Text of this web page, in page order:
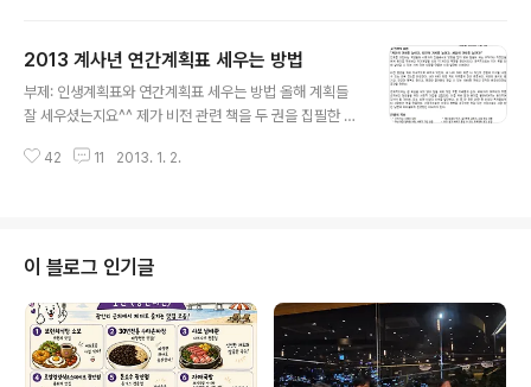
반성하면서 올 한 해 열심히 활동해볼까 합니다. 부모로서,
선생님으로서, 직장인으로서 나 자신의 커리어를 어떻게
바라봐야 하는지에 대한 작은 도움이 될까 하여 인터뷰 전
가장 큰 교육이란? "아이들에게 가장 큰 교육은 부모가 살
2013 계사년 연간계획표 세우는 방법
부제: 인생계획표와 연간계획표 세우는 방법 올해 계획들
잘 세우셨는지요^^ 제가 비전 관련 책을 두 권을 집필한 사
의 교육이나 워크샵을 운영할 수도 있는데요. 그러기에는
가 세우는 인생 계획표를 공개합니다. 여러분은 꿈을 가지
고 계신지요? 솔직히 말해 저 역시 꿈이 없어 30대 중반까
지 살아온 덕분에 참 어려운 인생을 살았습니다. 하지만 3
0대 중반 작은 단칸방에서 전세로 살던 시절에 꿈을 가진
덕분에 제 인생이 바뀌었습니다. 그래서 무수한 책과 강연
을 듣다가 ‘비전 수립’에 대한 ..
42 11 2013. 1. 2.
이 블로그 인기글